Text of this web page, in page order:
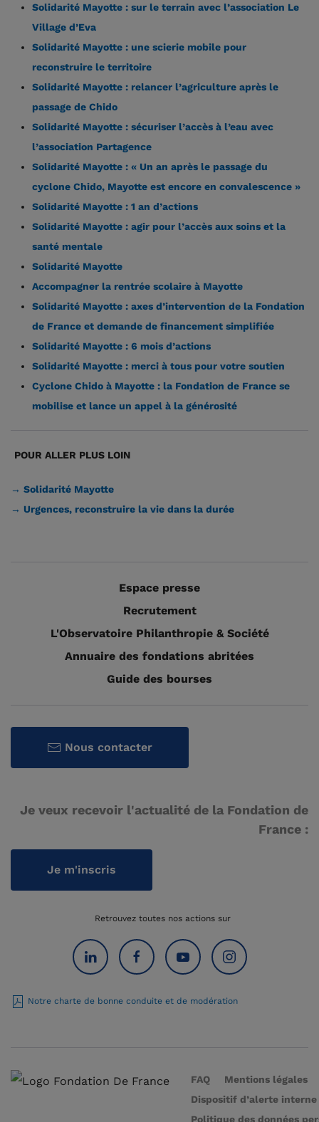
Solidarité Mayotte : sur le terrain avec l’association Le
Village d’Eva
Solidarité Mayotte : une scierie mobile pour
reconstruire le territoire
Solidarité Mayotte : relancer l’agriculture après le
passage de Chido
Solidarité Mayotte : sécuriser l’accès à l’eau avec
l’association Partagence
Solidarité Mayotte : « Un an après le passage du
cyclone Chido, Mayotte est encore en convalescence »
Solidarité Mayotte : 1 an d’actions
Solidarité Mayotte : agir pour l’accès aux soins et la
santé mentale
Solidarité Mayotte
Accompagner la rentrée scolaire à Mayotte
Solidarité Mayotte : axes d’intervention de la Fondation
de France et demande de financement simplifiée
Solidarité Mayotte : 6 mois d’actions
Solidarité Mayotte : merci à tous pour votre soutien
Cyclone Chido à Mayotte : la Fondation de France se
mobilise et lance un appel à la générosité
POUR ALLER PLUS LOIN
→ Solidarité Mayotte
→ Urgences, reconstruire la vie dans la durée
Espace presse
Recrutement
L'Observatoire Philanthropie & Société
Annuaire des fondations abritées
Guide des bourses
Nous contacter
Je veux recevoir l'actualité de la Fondation de
France :
Je m'inscris
Retrouvez toutes nos actions sur
Notre charte de bonne conduite et de modération
FAQ
Mentions légales
Dispositif d’alerte interne
Politique des données